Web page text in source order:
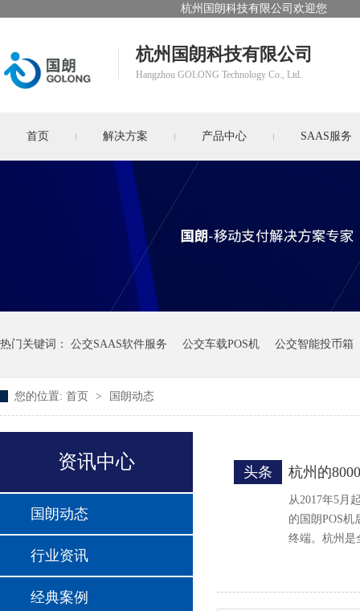
杭州国朗科技有限公司欢迎您
杭州国朗科技有限公司
Hangzhou GOLONG Technology Co., Ltd.
首页 解决方案 产品中心 SAAS服务
热门关键词： 公交SAAS软件服务 公交车载POS机 公交智能投币箱
您的位置: 首页 > 国朗动态
资讯中心
国朗动态
行业资讯
经典案例
杭州的
头条
从2017年5月
的国朗POS
终端。杭州